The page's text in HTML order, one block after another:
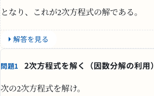
となり、これが2次方程式の解である。
解答を見る
問題1 2次方程式を解く（因数分解の利用）
次の2次方程式を解け。